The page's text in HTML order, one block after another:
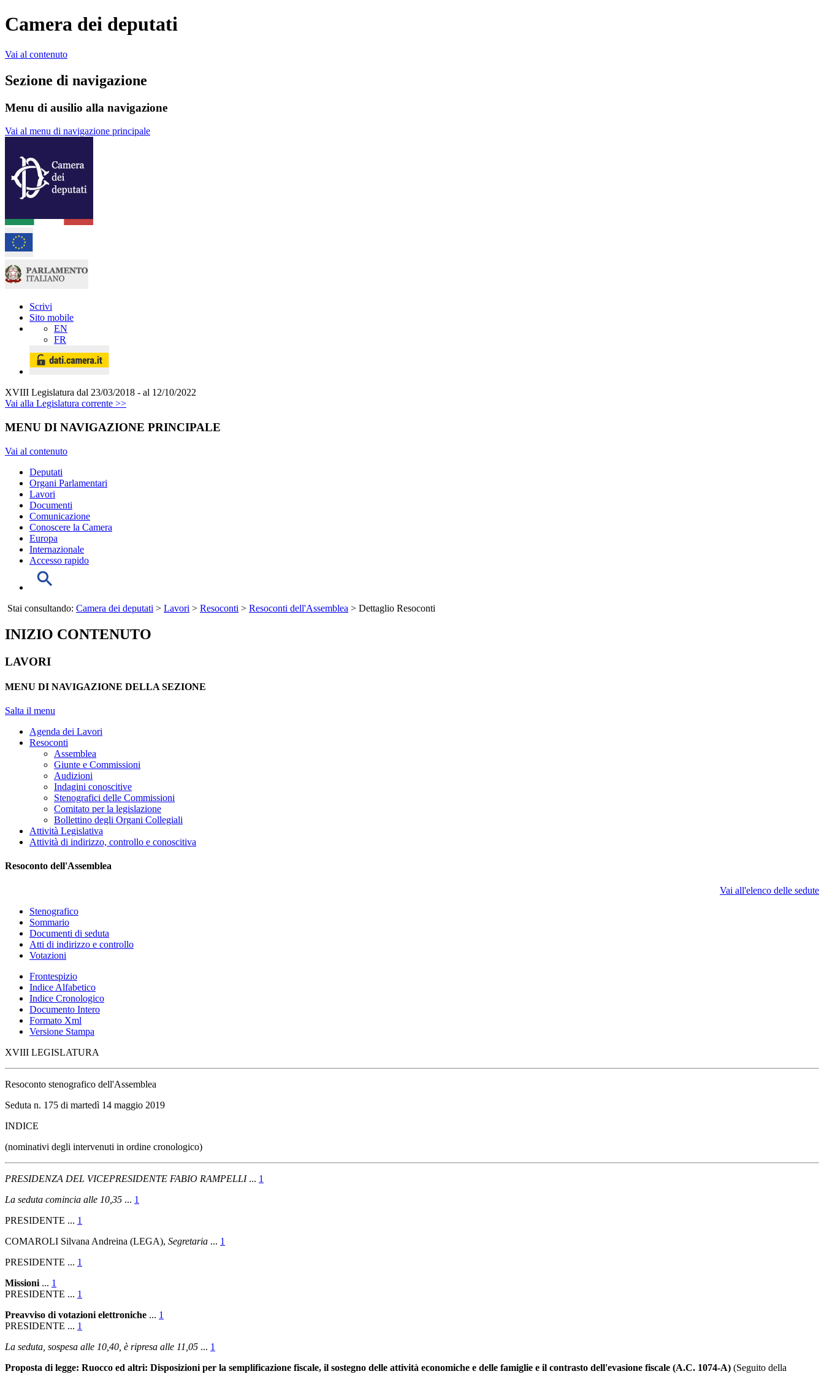
Camera dei deputati
Vai al contenuto
Sezione di navigazione
Menu di ausilio alla navigazione
Vai al menu di navigazione principale
Scrivi
Sito mobile
EN
FR
XVIII Legislatura dal 23/03/2018 - al 12/10/2022
Vai alla Legislatura corrente >>
MENU DI NAVIGAZIONE PRINCIPALE
Vai al contenuto
Deputati
Organi Parlamentari
Lavori
Documenti
Comunicazione
Conoscere la Camera
Europa
Internazionale
Accesso rapido
Stai consultando: Camera dei deputati > Lavori > Resoconti > Resoconti dell'Assemblea > Dettaglio Resoconti
INIZIO CONTENUTO
LAVORI
MENU DI NAVIGAZIONE DELLA SEZIONE
Salta il menu
Agenda dei Lavori
Resoconti
Assemblea
Giunte e Commissioni
Audizioni
Indagini conoscitive
Stenografici delle Commissioni
Comitato per la legislazione
Bollettino degli Organi Collegiali
Attività Legislativa
Attività di indirizzo, controllo e conoscitiva
Resoconto dell'Assemblea
Vai all'elenco delle sedute
Stenografico
Sommario
Documenti di seduta
Atti di indirizzo e controllo
Votazioni
Frontespizio
Indice Alfabetico
Indice Cronologico
Documento Intero
Formato Xml
Versione Stampa
XVIII LEGISLATURA
Resoconto stenografico dell'Assemblea
Seduta n. 175 di martedì 14 maggio 2019
INDICE
(nominativi degli intervenuti in ordine cronologico)
PRESIDENZA DEL VICEPRESIDENTE FABIO RAMPELLI... 1
La seduta comincia alle 10,35 ... 1
PRESIDENTE ... 1
COMAROLI Silvana Andreina (LEGA), Segretaria ... 1
PRESIDENTE ... 1
Missioni ... 1
PRESIDENTE ... 1
Preavviso di votazioni elettroniche ... 1
PRESIDENTE ... 1
La seduta, sospesa alle 10,40, è ripresa alle 11,05 ... 1
Proposta di legge: Ruocco ed altri: Disposizioni per la semplificazione fiscale, il sostegno delle attività economiche e delle famiglie e il contrasto dell'evasione fiscale (A.C. 1074-A) (Seguito della